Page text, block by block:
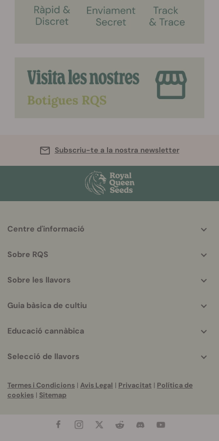
Subscriu-te a la nostra newsletter
helpful
Centre d'informació
Sobre RQS
Sobre les llavors
Guia bàsica de cultiu
Educació cannàbica
Selecció de llavors
Termes i Condicions | Avis Legal | Privacitat | Política de
cookies | Sitemap